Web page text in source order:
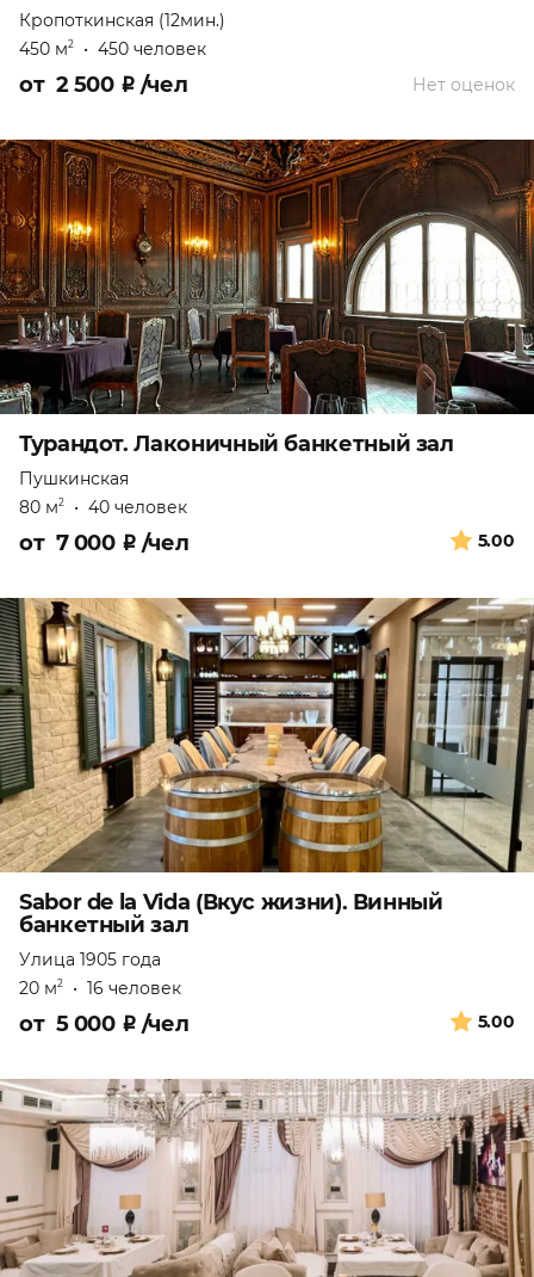
Кропоткинская (12мин.)
450 м2 • 450 человек
Нет оценок
от 2 500 ₽ /чел
Турандот. Лаконичный банкетный зал
Пушкинская
80 м2 • 40 человек
5.00
от 7 000 ₽ /чел
Sabor de la Vida (Вкус жизни). Винный
банкетный зал
Улица 1905 года
20 м2 • 16 человек
5.00
от 5 000 ₽ /чел